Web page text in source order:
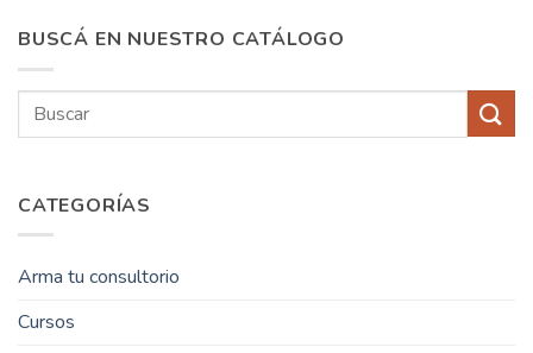
BUSCÁ EN NUESTRO CATÁLOGO
Buscar
CATEGORÍAS
Arma tu consultorio
Cursos